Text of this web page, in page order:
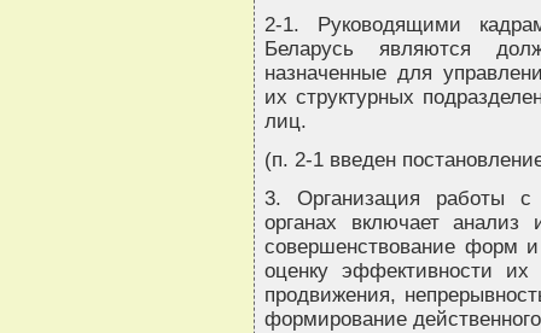
2-1. Руководящими
Беларусь являются
назначенные для
их структурных
лиц.
(п. 2-1 введен
3. Организация работы
органах включает анализ
совершенствование форм
оценку эффективности их
продвижения,
формирование